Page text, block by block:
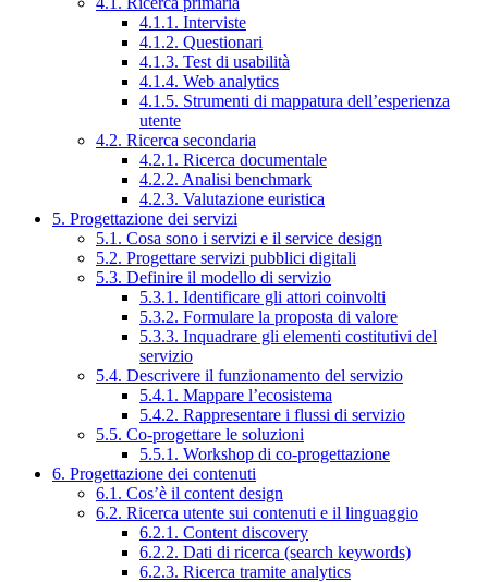
4.1.1. Interviste
4.1.2. Questionari
4.1.3. Test di usabilità
4.1.4. Web analytics
4.1.5. Strumenti di mappatura dell’esperienza
utente
4.2. Ricerca secondaria
4.2.1. Ricerca documentale
4.2.2. Analisi benchmark
4.2.3. Valutazione euristica
5. Progettazione dei servizi
5.1. Cosa sono i servizi e il service design
5.2. Progettare servizi pubblici digitali
5.3. Definire il modello di servizio
5.3.1. Identificare gli attori coinvolti
5.3.2. Formulare la proposta di valore
5.3.3. Inquadrare gli elementi costitutivi del
servizio
5.4. Descrivere il funzionamento del servizio
5.4.1. Mappare l’ecosistema
5.4.2. Rappresentare i flussi di servizio
5.5. Co-progettare le soluzioni
5.5.1. Workshop di co-progettazione
6. Progettazione dei contenuti
6.1. Cos’è il content design
6.2. Ricerca utente sui contenuti e il linguaggio
6.2.1. Content discovery
6.2.2. Dati di ricerca (search keywords)
6.2.3. Ricerca tramite analytics